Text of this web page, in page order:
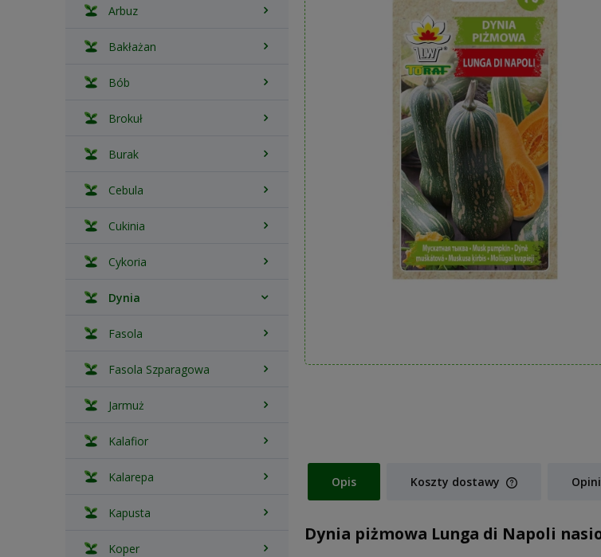
Arbuz
Bakłażan
Bób
Brokuł
Burak
Cebula
Cukinia
Cykoria
Dynia
Fasola
Fasola Szparagowa
Jarmuż
Kalafior
Kalarepa
Kapusta
Koper
Opis Koszty dostawy
płatności
Dynia piżmowa Lunga di Napoli